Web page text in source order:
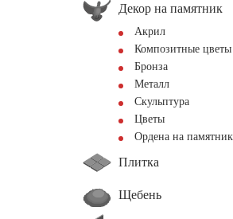
Декор на памятник
Акрил
Композитные цветы
Бронза
Металл
Скульптура
Цветы
Ордена на памятник
Плитка
Щебень